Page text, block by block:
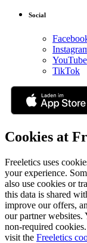
Social
YouTube
TikTok
Cookies at
Freeletics uses
your experience.
also use cookies or
this data is shared
improve our offers,
our partner websites.
non-required
visit the Freeletics